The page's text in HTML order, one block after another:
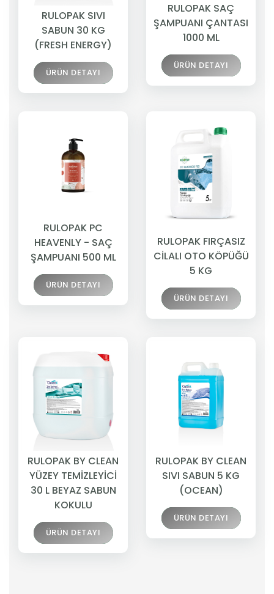
RULOPAK SIVI
SABUN 30 KG
(FRESH ENERGY)
ÜRÜN DETAYI
RULOPAK SAÇ
ŞAMPUANI ÇANTASI
1000 ML
ÜRÜN DETAYI
RULOPAK PC
HEAVENLY - SAÇ
ŞAMPUANI 500 ML
ÜRÜN DETAYI
RULOPAK FIRÇASIZ
CİLALI OTO KÖPÜĞÜ
5 KG
ÜRÜN DETAYI
RULOPAK BY CLEAN
YÜZEY TEMİZLEYİCİ
30 L BEYAZ SABUN
KOKULU
ÜRÜN DETAYI
RULOPAK BY CLEAN
SIVI SABUN 5 KG
(OCEAN)
ÜRÜN DETAYI